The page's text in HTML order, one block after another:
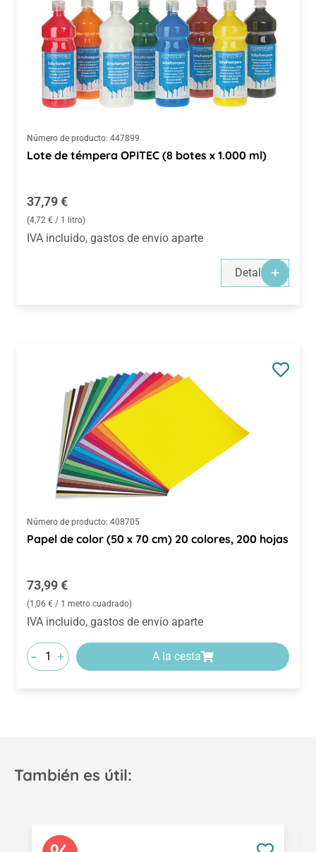
Número de producto: 447899
Lote de témpera OPITEC (8 botes x 1.000 ml)
Precio normal:
37,79 €
(4,72 € / 1 litro)
IVA incluido, gastos de envío aparte
Detalles
Número de producto: 408705
Papel de color (50 x 70 cm) 20 colores, 200 hojas
Precio normal:
73,99 €
(1,06 € / 1 metro cuadrado)
IVA incluido, gastos de envío aparte
- + A la cesta
También es útil:
Omitir la galería de productos